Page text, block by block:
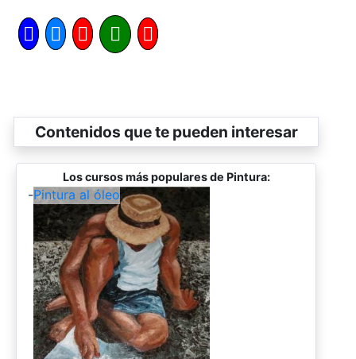
Contenidos que te pueden interesar
Los cursos más populares de Pintura:
-Pintura al óleo